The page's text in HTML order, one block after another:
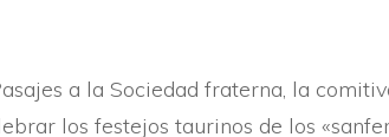
a la Sociedad fraterna, la
los festejos taurinos de los